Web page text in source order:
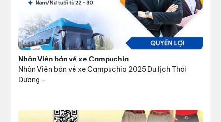
Nhân Viên bán vé xe Campuchia
Nhân Viên bán vé xe Campuchia 2025 Du lịch Thái
Dương –